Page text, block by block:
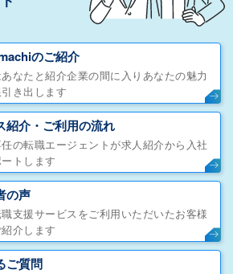
のご紹介
なたと紹介企業の間に入りあなたの魅力
き出します
紹介・ご利用の流れ
の転職エージェントが求人紹介から入社
トします
の声
支援サービスをご利用いただいたお客様
介します
ご質問